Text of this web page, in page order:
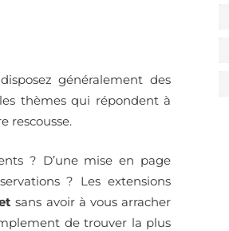
généralement des
thèmes qui répondent à
rescousse.
? D’une mise en page
? Les extensions
sans avoir à vous arracher
de trouver la plus